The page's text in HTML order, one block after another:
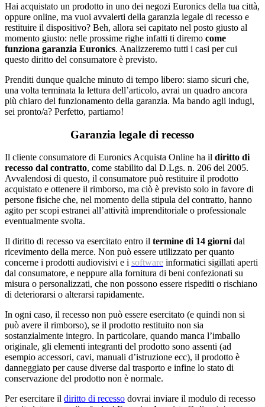
Hai acquistato un prodotto in uno dei negozi Euronics della tua città,
oppure online, ma vuoi avvalerti della garanzia legale di recesso e
restituire il dispositivo? Beh, allora sei capitato nel posto giusto al
momento giusto: nelle prossime righe infatti ti diremo come
funziona garanzia Euronics. Analizzeremo tutti i casi per cui
questo diritto del consumatore è previsto.
Prenditi dunque qualche minuto di tempo libero: siamo sicuri che,
una volta terminata la lettura dell’articolo, avrai un quadro ancora
più chiaro del funzionamento della garanzia. Ma bando agli indugi,
sei pronto/a? Perfetto, partiamo!
Garanzia legale di recesso
Il cliente consumatore di Euronics Acquista Online ha il diritto di
recesso dal contratto, come stabilito dal D.Lgs. n. 206 del 2005.
Avvalendosi di questo, il consumatore può restituire il prodotto
acquistato e ottenere il rimborso, ma ciò è previsto solo in favore di
persone fisiche che, nel momento della stipula del contratto, hanno
agito per scopi estranei all’attività imprenditoriale o professionale
eventualmente svolta.
Il diritto di recesso va esercitato entro il termine di 14 giorni dal
ricevimento della merce. Non può essere utilizzato per quanto
concerne i prodotti audiovisivi e i software informatici sigillati aperti
dal consumatore, e neppure alla fornitura di beni confezionati su
misura o personalizzati, che non possono essere rispediti o rischiano
di deteriorarsi o alterarsi rapidamente.
In ogni caso, il recesso non può essere esercitato (e quindi non si
può avere il rimborso), se il prodotto restituito non sia
sostanzialmente integro. In particolare, quando manca l’imballo
originale, gli elementi integranti del prodotto sono assenti (ad
esempio accessori, cavi, manuali d’istruzione ecc), il prodotto è
danneggiato per cause diverse dal trasporto e infine lo stato di
conservazione del prodotto non è normale.
Per esercitare il diritto di recesso dovrai inviare il modulo di recesso